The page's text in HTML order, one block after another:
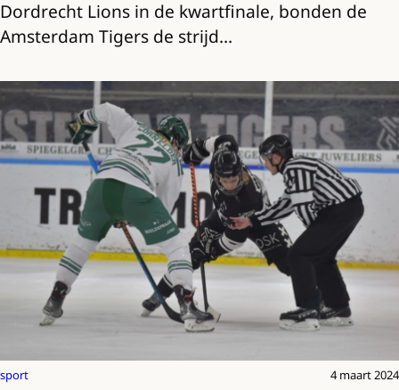
Dordrecht Lions in de kwartfinale, bonden de
Amsterdam Tigers de strijd…
sport 4 maart 2024